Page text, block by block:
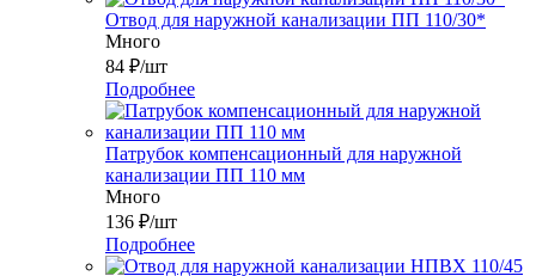
Отвод для наружной канализации ПП 110/30*
Много
84 ₽/шт
Подробнее
Патрубок компенсационный для наружной
канализации ПП 110 мм
Много
136 ₽/шт
Подробнее